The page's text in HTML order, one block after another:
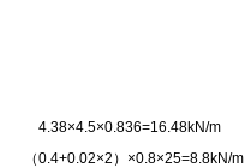
m
0.4+0.02×2）×0.8×25=8.8kN/m